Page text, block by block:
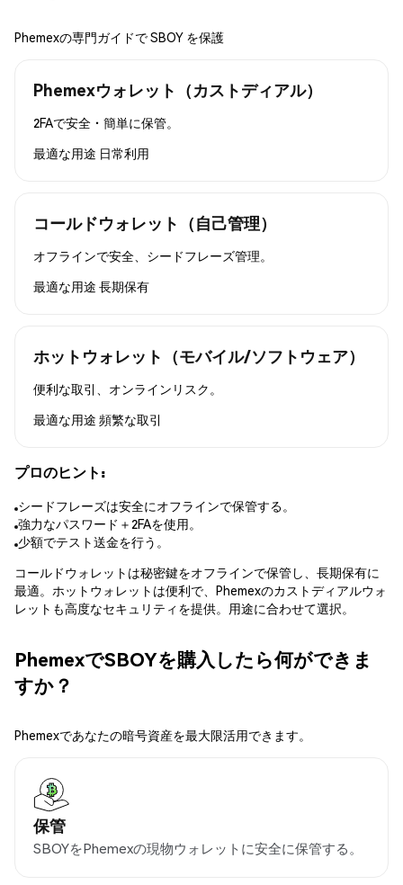
Phemexの専門ガイドで SBOY を保護
Phemexウォレット（カストディアル）
2FAで安全・簡単に保管。
最適な用途 日常利用
コールドウォレット（自己管理）
オフラインで安全、シードフレーズ管理。
最適な用途 長期保有
ホットウォレット（モバイル/ソフトウェア）
便利な取引、オンラインリスク。
最適な用途 頻繁な取引
プロのヒント:
シードフレーズは安全にオフラインで保管する。
強力なパスワード＋2FAを使用。
少額でテスト送金を行う。
コールドウォレットは秘密鍵をオフラインで保管し、長期保有に
最適。ホットウォレットは便利で、Phemexのカストディアルウォ
レットも高度なセキュリティを提供。用途に合わせて選択。
PhemexでSBOYを購入したら何ができま
すか？
Phemexであなたの暗号資産を最大限活用できます。
保管
SBOYをPhemexの現物ウォレットに安全に保管する。